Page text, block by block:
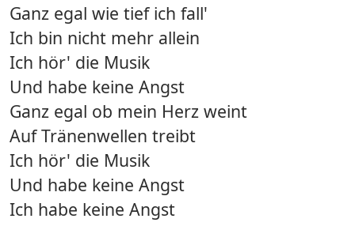
Ganz egal wie tief ich fall'
Ich bin nicht mehr allein
Ich hör' die Musik
Und habe keine Angst
Ganz egal ob mein Herz weint
Auf Tränenwellen treibt
Ich hör' die Musik
Und habe keine Angst
Ich habe keine Angst